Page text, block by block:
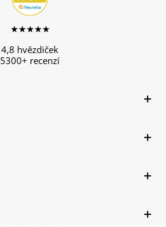
★★★★★
4,8 hvězdiček
5300+ recenzí